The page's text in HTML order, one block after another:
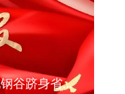
数智赋能制造升级！河北钢谷跻身省级数字化转型服务商行列